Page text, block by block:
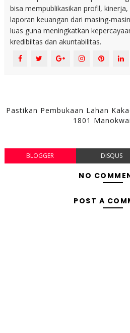
bisa mempublikasikan profil,
laporan keuangan dari masing-
luas guna meningkatkan
kredibiltas dan akuntabilitas.
Pastikan Pembukaan Lahan
1801
BLOGGER DISQUS
NO
POST A